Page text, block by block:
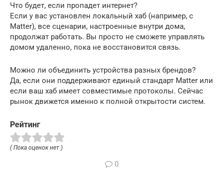
Что будет, если пропадет интернет?
Если у вас установлен локальный хаб (например, с
Matter), все сценарии, настроенные внутри дома,
продолжат работать. Вы просто не сможете управлять
домом удаленно, пока не восстановится связь.
Можно ли объединить устройства разных брендов?
Да, если они поддерживают единый стандарт Matter или
если ваш хаб имеет совместимые протоколы. Сейчас
рынок движется именно к полной открытости систем.
Рейтинг
( Пока оценок нет )
0